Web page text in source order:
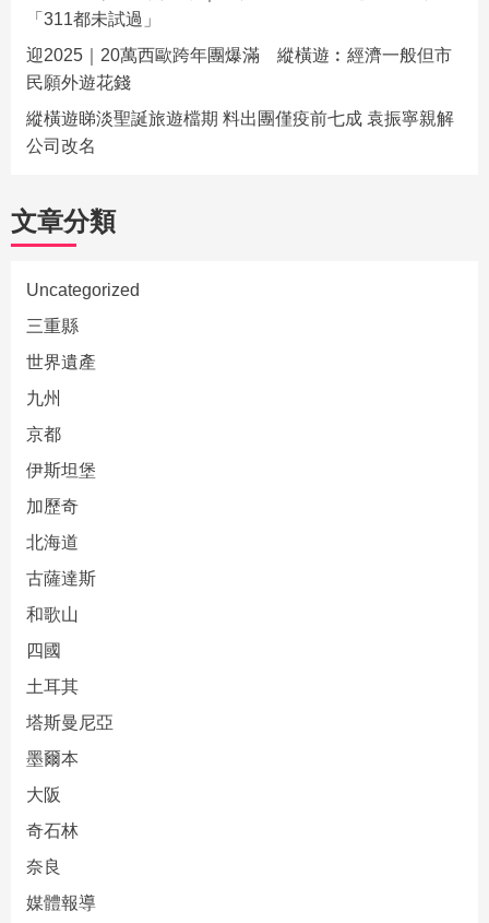
「311都未試過」
迎2025｜20萬西歐跨年團爆滿 縱橫遊︰經濟一般但市
民願外遊花錢
縱橫遊睇淡聖誕旅遊檔期 料出團僅疫前七成 袁振寧親解
公司改名
文章分類
Uncategorized
三重縣
世界遺產
九州
京都
伊斯坦堡
加歷奇
北海道
古薩達斯
和歌山
四國
土耳其
塔斯曼尼亞
墨爾本
大阪
奇石林
奈良
媒體報導